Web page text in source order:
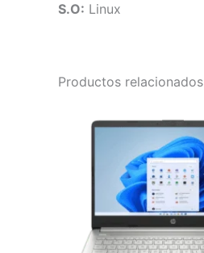
S.O: Linux
Productos relacionados